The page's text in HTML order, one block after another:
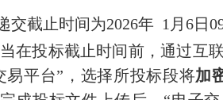
交截止时间为2026年 1 月 6日
在投标截止时间前，通过互
易平台”，选择所投标段将加